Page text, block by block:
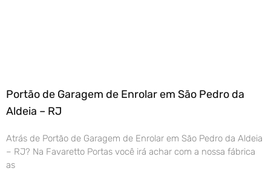
Portão de Garagem de Enrolar em São Pedro da
Aldeia – RJ
Atrás de Portão de Garagem de Enrolar em São Pedro da Aldeia
– RJ? Na Favaretto Portas você irá achar com a nossa fábrica
as